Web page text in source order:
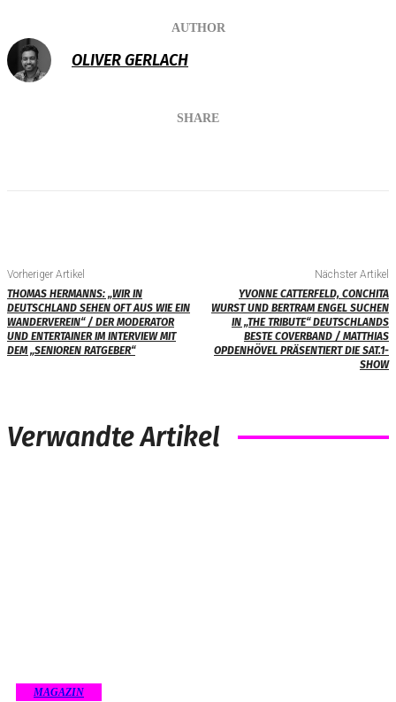
AUTHOR
OLIVER GERLACH
SHARE
Vorheriger Artikel
THOMAS HERMANNS: „WIR IN
DEUTSCHLAND SEHEN OFT AUS WIE EIN
WANDERVEREIN“ / DER MODERATOR
UND ENTERTAINER IM INTERVIEW MIT
DEM „SENIOREN RATGEBER“
Nächster Artikel
YVONNE CATTERFELD, CONCHITA
WURST UND BERTRAM ENGEL SUCHEN
IN „THE TRIBUTE“ DEUTSCHLANDS
BESTE COVERBAND / MATTHIAS
OPDENHÖVEL PRÄSENTIERT DIE SAT.1-
SHOW
Verwandte Artikel
MAGAZIN